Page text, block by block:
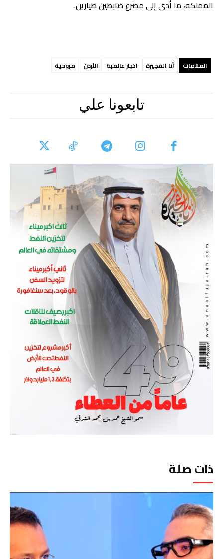
ذات صلة
المملكة، ما أدى إلى مصرع ضابطين طيارين.
العلامات أنا الفجيرة اخبار عالمية الأردن مروحية
تابعونا علي